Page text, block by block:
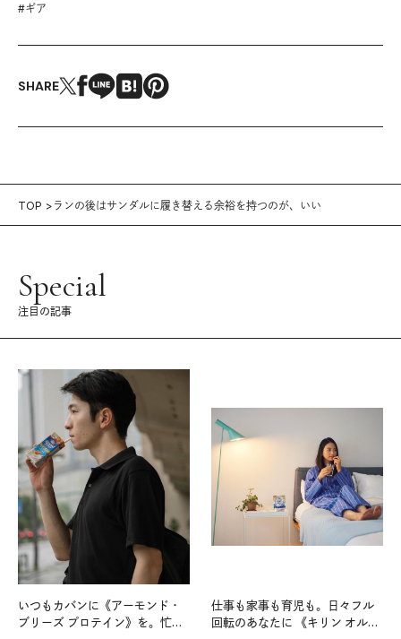
#ギア
SHARE
TOP ランの後はサンダルに履き替える余裕を持つのが、いい
Special
注目の記事
いつもカバンに《アーモンド・
ブリーズ プロテイン》を。忙し
仕事も家事も育児も。日々フル
回転のあなたに 《キリン オルニ